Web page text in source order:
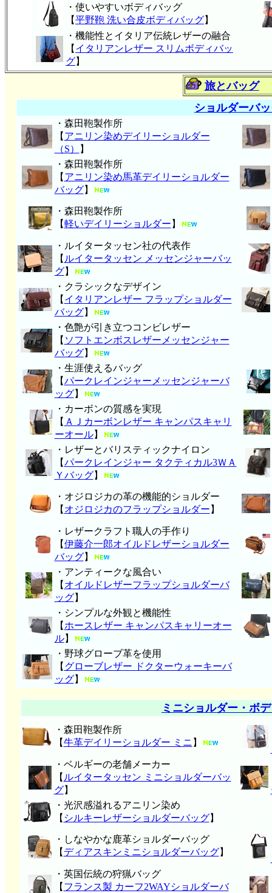
・使いやすいボディバッグ
【平野鞄 洗い合皮ボディバッグ】
・機能性とイタリア伝統レザーの融合
【 イタリアンレザー スリムボディバッ
グ】
旅とバッグ
ショルダーバ
・森田鞄製作所
【 アニリン染めデイリーショルダー
（S）
】
・森田鞄製作所
【 アニリン染め馬革デイリーショルダー
バッグ】
・森田鞄製作所
【軽いデイリーショルダー 】
・ルイタータッセン社の代表作
【 ルイタータッセン メッセンジャーバッ
グ】
・クラシックなデザイン
【 イタリアンレザー フラップショルダー
バッグ】
・色艶が引き立つコンビレザー
【 ソフトエンボスレザーメッセンジャー
バッグ】
・生涯使えるバッグ
【パークレインジャーメッセンジャーバ
ッグ】
・カーボンの質感を実現
【 ＡＪカーボンレザー キャンパスキャリ
ーオール】
・レザーとバリスティックナイロン
【パークレインジャー タクティカル3ＷＡ
Ｙバッグ】
・オジロジカの革の機能的ショルダー
【 オジロジカのフラップショルダー 】
・レザークラフト職人の手作り
【伊藤介一郎オイルドレザーショルダー
バッグ】
・アンティークな風合い
【 オイルドレザーフラップショルダーバ
ッグ】
・シンプルな外観と機能性
【 ホースレザー キャンパスキャリーオー
ル】
・野球グローブ革を使用
【 グローブレザー ドクターウォーキーバ
ッグ】
ミニショルダー・ボ
・森田鞄製作所
【牛革デイリーショルダー ミニ 】
・ベルギーの老舗メーカー
【 ルイタータッセン ミニショルダーバッ
グ】
・光沢感溢れるアニリン染め
【 シルキーレザーショルダーバッグ】
・しなやかな鹿革ショルダーバッグ
【 ディアスキンミニショルダーバッグ】
・英国伝統の狩猟バッグ
【 フランス製 カーフ2WAYショルダーバ